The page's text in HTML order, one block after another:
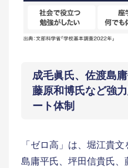
成毛眞氏、佐渡島
藤原和博氏など強
ート体制
「ゼロ高」は、堀江貴
島庸平氏、坪田信貴氏